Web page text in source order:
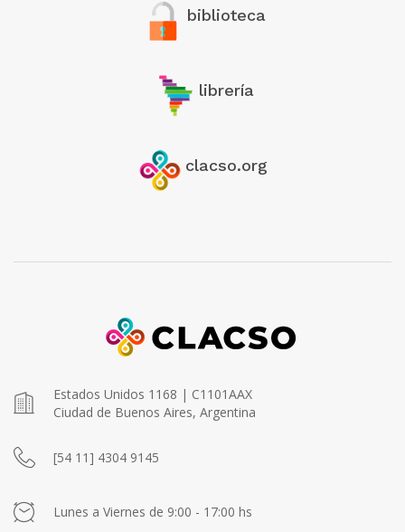
biblioteca
librería
clacso.org
Estados Unidos 1168 | C1101AAX
Ciudad de Buenos Aires, Argentina
[54 11] 4304 9145
Lunes a Viernes de 9:00 - 17:00 hs